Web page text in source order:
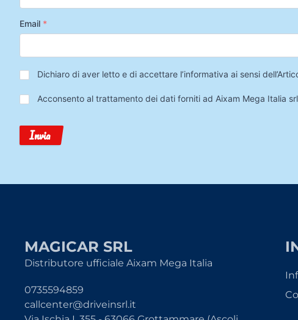
Email *
Privacy*
Dichiaro di aver letto e di accettare l’informativa ai sensi
Trattamento
Dati
Acconsento al trattamento dei dati forniti ad Aixam Mega Italia
Invia
MAGICAR SRL
Distributore ufficiale Aixam Mega Italia
0735594859
callcenter@driveinsrl.it